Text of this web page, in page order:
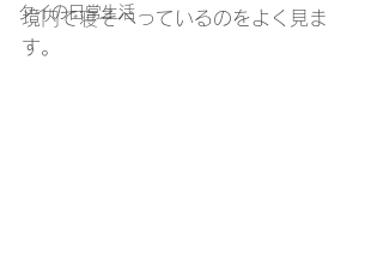
タイの日常生活
境内で寝そべっているのをよく見ま
す。